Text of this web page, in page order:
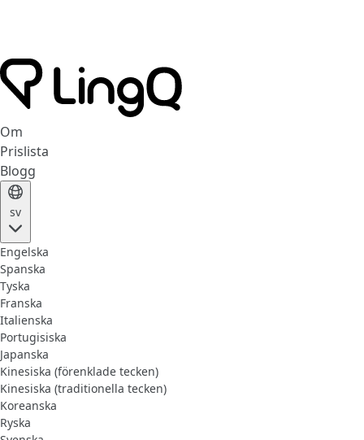
Om
Prislista
Blogg
sv
Engelska
Spanska
Tyska
Franska
Italienska
Portugisiska
Japanska
Kinesiska (förenklade tecken)
Kinesiska (traditionella tecken)
Koreanska
Ryska